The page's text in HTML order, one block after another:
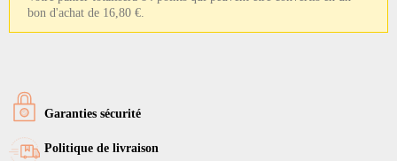
bon d'achat de 16,80 €.
Garanties sécurité
Politique de livraison